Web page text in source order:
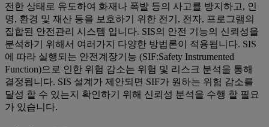
전한 상태로 유도하여 화재나 폭발 등의 사고를 방지하고, 인
명, 환경 및 재산 등을 보호하기 위한 전기, 전자, 프로그램의
집합된 안전관리 시스템 입니다. SIS의 안전 기능의 신뢰성을
분석하기 위해서 여러가지 다양한 방법론이 적용됩니다. SIS
에 따라 실행되는 안전계장기능 (SIF:Safety Instrumented
Function)으로 인한 위험 감소는 위험 및 리스크 분석을 통해
결정됩니다. SIS 설계가 제안되면 SIF가 원하는 위험 감소를
달성 할 수 있는지 확인하기 위해 신뢰성 분석을 수행 할 필요
가 있습니다.